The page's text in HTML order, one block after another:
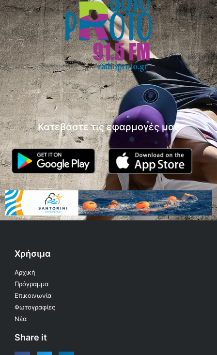
Κατεβάστε τις εφαρμογές μας
Χρήσιμα
Αρχική
Πρόγραμμα
Επικοινωνία
Φωτογραφίες
Νέα
Share it